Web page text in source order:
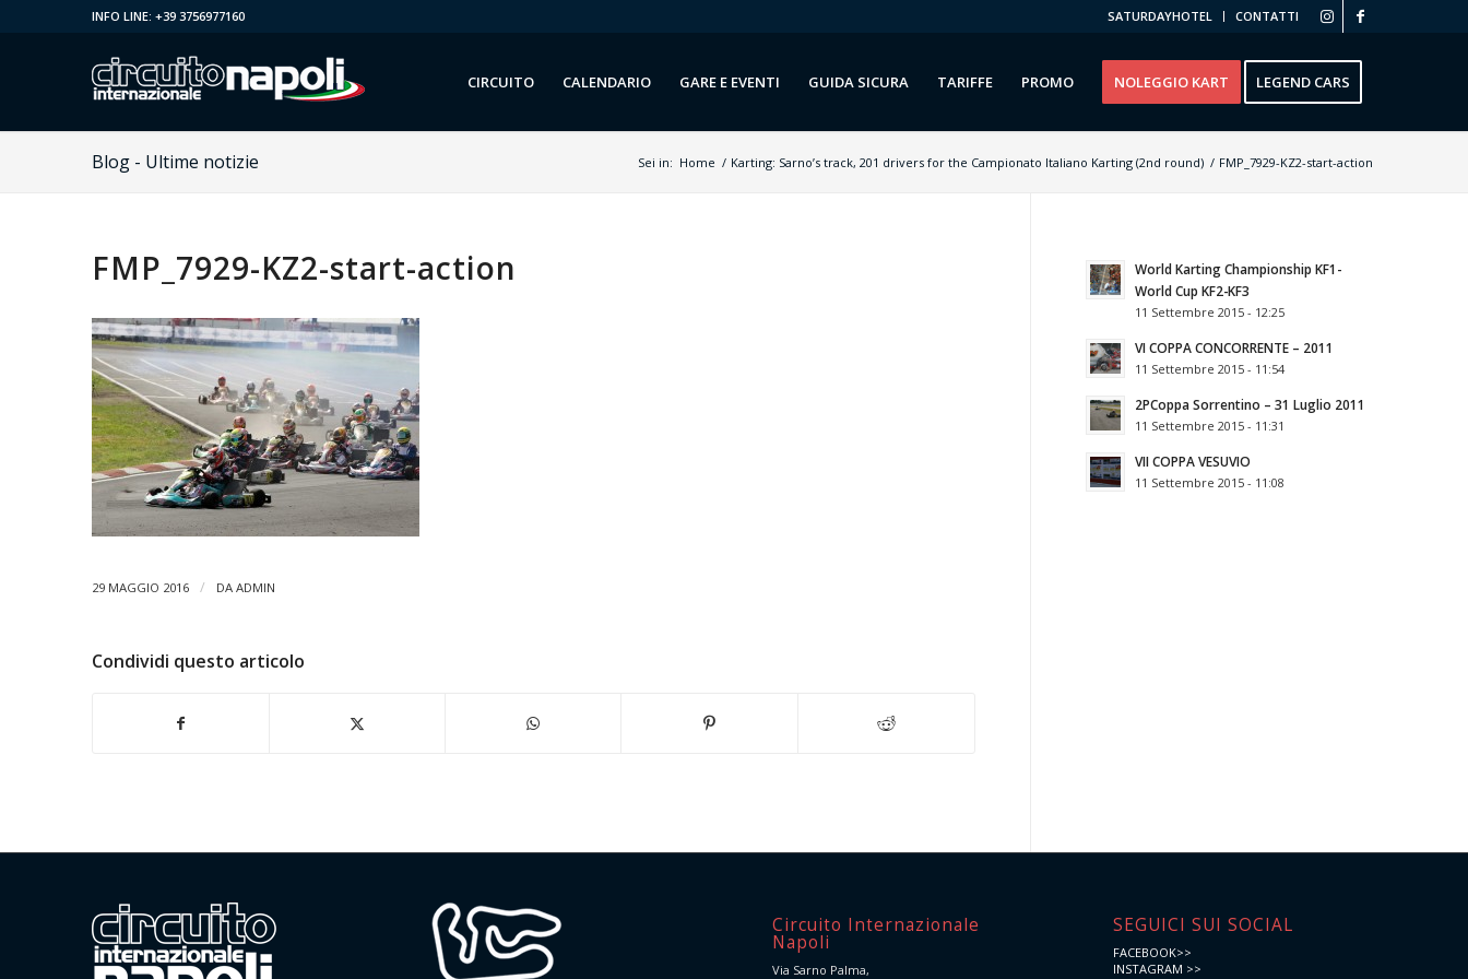
SATURDAYHOTEL CONTATTI
INFO LINE: +39 3756977160
CIRCUITO CALENDARIO GARE E EVENTI GUIDA SICURA TARIFFE PROMO NOLEGGIO KART LEGEND CARS
Blog - Ultime notizie Sei in: Home / Karting: Sarno’s track, 201 drivers for the Campionato Italiano Karting (2nd round) / FMP_7929-KZ2-start-action
FMP_7929-KZ2-start-action
29 MAGGIO 2016 / DA ADMIN
Condividi questo articolo
World Karting Championship KF1-
World Cup KF2-KF3
11 Settembre 2015 - 12:25
VI COPPA CONCORRENTE – 2011
11 Settembre 2015 - 11:54
2РCoppa Sorrentino – 31 Luglio 2011
11 Settembre 2015 - 11:31
VII COPPA VESUVIO
11 Settembre 2015 - 11:08
Circuito Internazionale
Napoli
Via Sarno Palma,
SEGUICI SUI SOCIAL
FACEBOOK>>
INSTAGRAM >>